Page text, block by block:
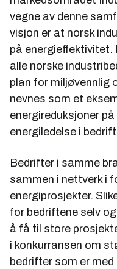
vegne av denne
visjon er at norsk
på energieffektivitet.
alle norske
plan for miljøvennlig
nevnes som et
energireduksjoner
energiledelse i
Bedrifter i samme
sammen i nettverk i
energiprosjekter.
for bedriftene selv
å få til store
i konkurransen om
bedrifter som er